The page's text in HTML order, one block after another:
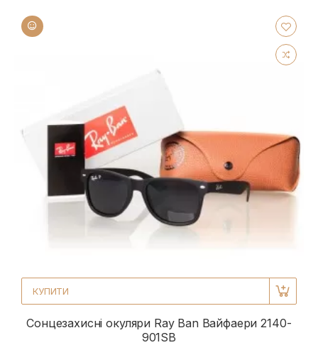
КУПИТИ
Сонцезахисні окуляри Ray Ban Вайфаери 2140-
901SB